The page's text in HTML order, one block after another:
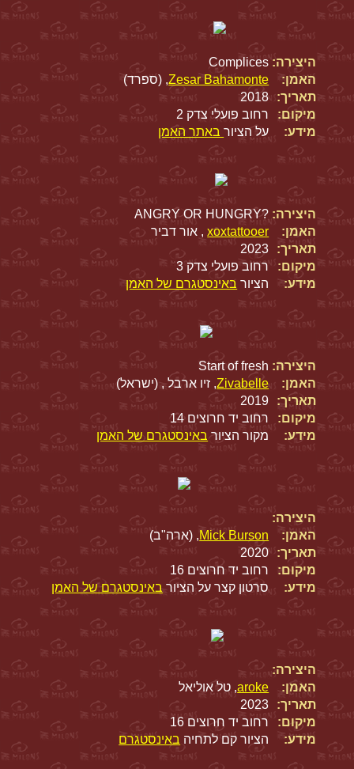
היצירה: Complices
האמן:
Zesar Bahamonte, (ספרד)
תאריך:
2018
מיקום:
רחוב פועלי צדק 2
מידע:
על הציורבאתר האמן
היצירה: ?ANGRY OR HUNGRY
האמן:
xoxtattooer, אור דביר
תאריך:
2023
מיקום:
רחוב פועלי צדק 3
מידע:
הציור באינסטגרם של האמן
היצירה: Start of fresh
האמן:
Zivabelle, זיו ארבל , (ישראל)
תאריך:
2019
מיקום:
רחוב יד חרוצים 14
מידע:
מקור הציורבאינסטגרם של האמן
היצירה:
האמן:
Mick Burson, (ארה"ב)
תאריך:
2020
מיקום:
רחוב יד חרוצים 16
מידע:
סרטון קצר על הציור באינסטגרם של האמן
היצירה:
האמן:
aroke, טל אוליאל
תאריך:
2023
מיקום:
רחוב יד חרוצים 16
מידע:
הציור קם לתחיה באינסטגרם